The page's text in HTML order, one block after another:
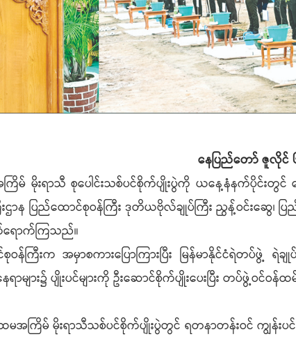
နေပြည်တော် ဇူလိုင်
မ် မိုးရာသီ စုပေါင်းသစ်ပင်စိုက်ပျိုးပွဲကို ယနေ့နံနက်ပိုင်းတွင်
ဌာန ပြည်ထောင်စုဝန်ကြီး ဒုတိယဗိုလ်ချုပ်ကြီး ညွန့်ဝင်းဆွေ၊ ပ
ရောက်ကြသည်။
ကြီးက အမှာစကားပြောကြားပြီး မြန်မာနိုင်ငံရဲတပ်ဖွဲ့ ရဲ
ား၌ ပျိုးပင်များကို ဦးဆောင်စိုက်ပျိုးပေးပြီး တပ်ဖွဲ့ဝင်ဝန်ထ
အကြိမ် မိုးရာသီသစ်ပင်စိုက်ပျိုးပွဲတွင် ရတနာတန်းဝင် ကျွန်းပင် ၂